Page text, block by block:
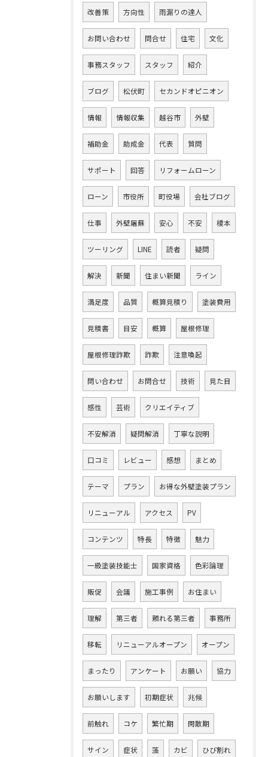
改善策 方向性 雨漏りの達人
お問い合わせ 問合せ 住宅 文化
事務スタッフ スタッフ 紹介
ブログ 松伏町 セカンドオピニオン
情報 情報収集 越谷市 外壁
補助金 助成金 代表 質問
サポート 回答 リフォームローン
ローン 市役所 町役場 会社ブログ
仕事 外壁屠蘇 安心 不安 榎本
ツーリング LINE 読者 疑問
解決 新聞 住まい新聞 ライン
満足度 品質 概算見積り 塗装費用
見積書 目安 概算 屋根修理
屋根修理詐欺 詐欺 注意喚起
問い合わせ お問合せ 技術 見た目
感性 芸術 クリエイティブ
不安解消 疑問解消 丁寧な説明
口コミ レビュー 感想 まとめ
テーマ プラン お得な外壁塗装プラン
リニューアル アクセス PV
コンテンツ 特長 特徴 魅力
一級塗装技能士 国家資格 色彩論理
販促 会議 施工事例 お住まい
理解 第三者 頼れる第三者 事務所
移転 リニューアルオープン オープン
まったり アンケート お願い 協力
お願いします 初期症状 兆候
前触れ コケ 繁忙期 閑散期
サイン 症状 藻 カビ ひび割れ